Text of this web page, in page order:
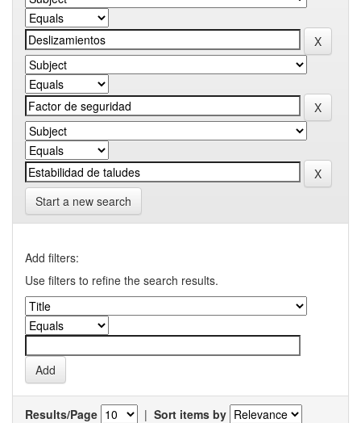
Start a new search
Add filters:
Use filters to refine the search results.
Results/Page | Sort items by